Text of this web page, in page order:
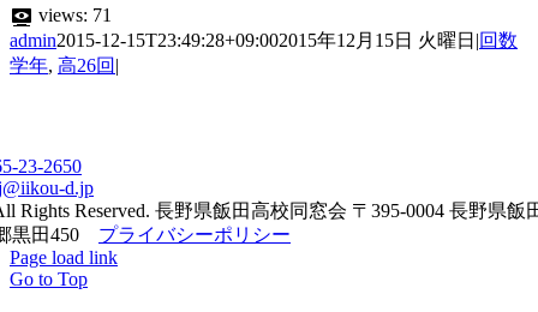
views: 71
admin2015-12-15T23:49:28+09:002015年12月15日 火曜日 |回数
学年, 高26回 |
23-2650
d.jp
Rights Reserved. 長野県飯田高校同窓会 〒395-0004 長野県飯
黒田450 プライバシーポリシー
Page load link
Go to Top